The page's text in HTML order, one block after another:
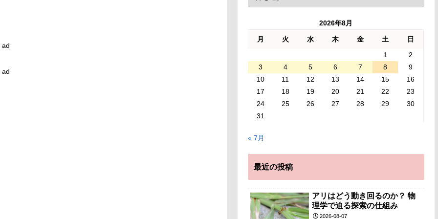
ad
ad
2026年8月
月 火 水 木 金 土
日
1
2
3
4 5 6 7 8
9
10
11 12 13 14 15
16
17
18 19 20 21 22
23
24
25 26 27 28 29
30
31
« 7月
最近の投稿
アリはどう動き回るのか？ 物
理学で迫る探索の仕組み
2026-08-07